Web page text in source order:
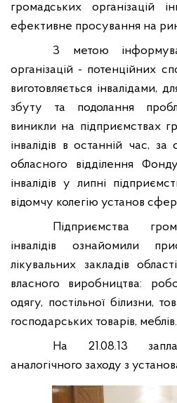
громадських організацій
ефективне просування на
З метою
організацій - потенційних
виготовляється інвалідами,
збуту та подолання
виникли на підприємствах
інвалідів в останній час, за
обласного відділення
інвалідів у липні
відомчу колегію установ
Підприємства
інвалідів ознайомили
лікувальних закладів
власного виробництва:
одягу, постільної білизни,
господарських товарів, меблів.
На 21.08.13
аналогічного заходу з